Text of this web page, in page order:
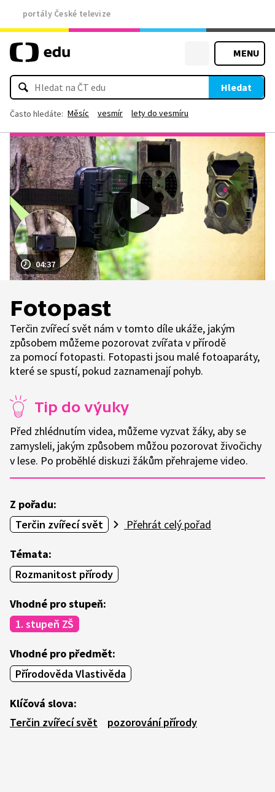
portály České televize
MENU
Hledat
Často hledáte: Měsíc vesmír lety do vesmíru
04:37
Fotopast
Terčin zvířecí svět nám v tomto díle ukáže, jakým
způsobem můžeme pozorovat zvířata v přírodě
za pomocí fotopasti. Fotopasti jsou malé fotoaparáty,
které se spustí, pokud zaznamenají pohyb.
Tip do výuky
Před zhlédnutím videa, můžeme vyzvat žáky, aby se
zamysleli, jakým způsobem můžou pozorovat živočichy
v lese. Po proběhlé diskuzi žákům přehrajeme video.
Z pořadu:
Terčin zvířecí svět
Přehrát celý pořad
Témata:
Rozmanitost přírody
Vhodné pro stupeň:
1. stupeň ZŠ
Vhodné pro předmět:
Přírodověda Vlastivěda
Klíčová slova:
Terčin zvířecí svět
pozorování přírody